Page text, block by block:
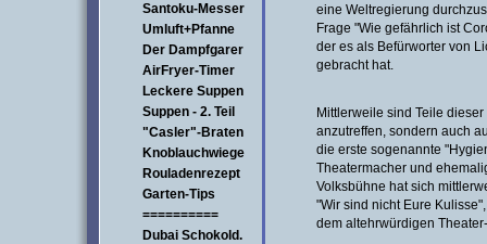
Santoku-Messer
Umluft+Pfanne
Der Dampfgarer
AirFryer-Timer
Leckere Suppen
Suppen - 2. Teil
"Casler"-Braten
Knoblauchwiege
Rouladenrezept
Garten-Tips
==========
Dubai Schokold.
eine Weltregierung
Frage "Wie gefährlich ist
der es als Befürworter von
gebracht hat.
Mittlerweile sind Teile
anzutreffen, sondern auch
die erste sogenannte
Theatermacher und
Volksbühne hat sich
"Wir sind nicht Eure
dem altehrwürdigen